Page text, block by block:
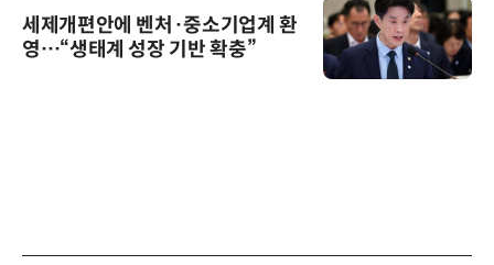
세제개편안에 벤처·중소기업계 환
영…“생태계 성장 기반 확충”